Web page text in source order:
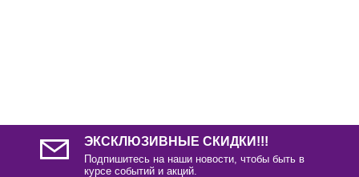
ЭКСКЛЮЗИВНЫЕ СКИДКИ!!!
Подпишитесь на наши новости, чтобы быть в
курсе событий и акций.